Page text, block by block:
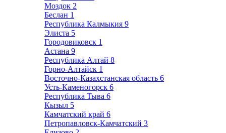
Моздок 2
Беслан 1
Республика Калмыкия 9
Элиста 5
Городовиковск 1
Астана 9
Республика Алтай 8
Горно-Алтайск 1
Восточно-Казахстанская область 6
Усть-Каменогорск 6
Республика Тыва 6
Кызыл 5
Камчатский край 6
Петропавловск-Камчатский 3